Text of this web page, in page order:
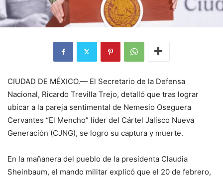
CIUDAD DE MÉXICO.— El Secretario de la Defensa
Nacional, Ricardo Trevilla Trejo, detalló que tras lograr
ubicar a la pareja sentimental de Nemesio Oseguera
Cervantes “El Mencho” líder del Cártel Jalisco Nueva
Generación (CJNG), se logro su captura y muerte.
En la mañanera del pueblo de la presidenta Claudia
Sheinbaum, el mando militar explicó que el 20 de febrero,